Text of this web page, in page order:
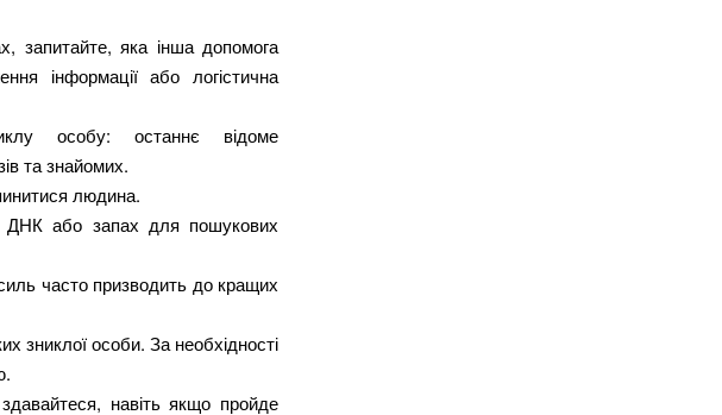
запитайте, яка інша допомога
інформації або логістична
особу: останнє відоме
та знайомих.
людина.
ДНК або запах для пошукових
часто призводить до кращих
зниклої особи. За необхідності
навіть якщо пройде